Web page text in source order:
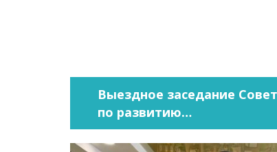
Выездное заседание
по развитию
предпринимательства
на базе «АКАДЕМФАРМ»